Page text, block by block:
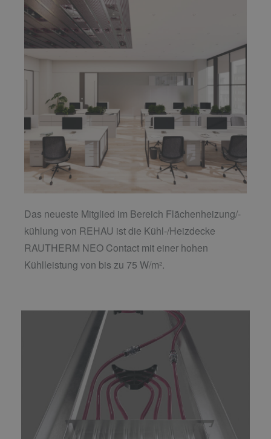
Das neueste Mitglied im Bereich Flächenheizung/-
kühlung von REHAU ist die Kühl-/Heizdecke
RAUTHERM NEO Contact mit einer hohen
Kühlleistung von bis zu 75 W/m².